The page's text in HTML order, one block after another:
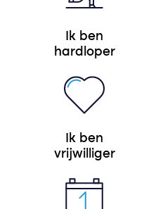
Ik ben
hardloper
Ik ben
vrijwilliger